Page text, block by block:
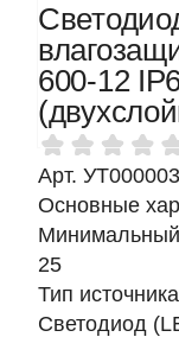
600-12
Арт.
Основные
25
Тип
Светодиод